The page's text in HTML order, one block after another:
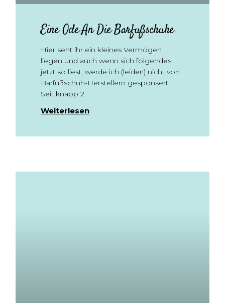
Eine Ode An Die Barfußschuhe
Hier seht ihr ein kleines Vermögen
liegen und auch wenn sich folgendes
jetzt so liest, werde ich (leider!) nicht von
Barfußschuh-Herstellern gesponsert.
Seit knapp 2
Weiterlesen